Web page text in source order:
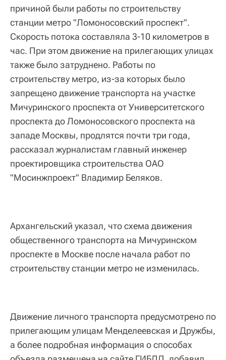
причиной были работы по строительству
станции метро "Ломоносовский проспект".
Скорость потока составляла 3-10 километров в
час. При этом движение на прилегающих улицах
также было затруднено. Работы по
строительству метро, из-за которых было
запрещено движение транспорта на участке
Мичуринского проспекта от Университетского
проспекта до Ломоносовского проспекта на
западе Москвы, продлятся почти три года,
рассказал журналистам главный инженер
проектировщика строительства ОАО
"Мосинжпроект" Владимир Беляков.
Архангельский указал, что схема движения
общественного транспорта на Мичуринском
проспекте в Москве после начала работ по
строительству станции метро не изменилась.
Движение личного транспорта предусмотрено по
прилегающим улицам Менделеевская и Дружбы,
а более подробная информация о способах